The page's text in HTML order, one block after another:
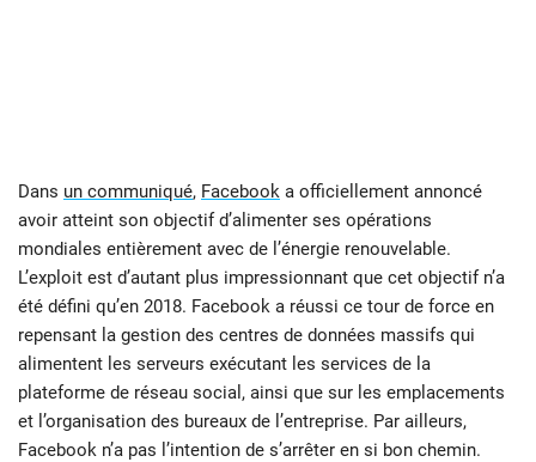
Dans un communiqué, Facebook a officiellement annoncé
avoir atteint son objectif d’alimenter ses opérations
mondiales entièrement avec de l’énergie renouvelable.
L’exploit est d’autant plus impressionnant que cet objectif n’a
été défini qu’en 2018. Facebook a réussi ce tour de force en
repensant la gestion des centres de données massifs qui
alimentent les serveurs exécutant les services de la
plateforme de réseau social, ainsi que sur les emplacements
et l’organisation des bureaux de l’entreprise. Par ailleurs,
Facebook n’a pas l’intention de s’arrêter en si bon chemin.